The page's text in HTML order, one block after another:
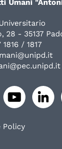
Umani
28 - 35137
/ 1817
Policy